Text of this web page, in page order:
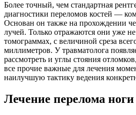
Более точный, чем стандартная
диагностики переломов костей —
Основан он также на прохождении
лучей. Только отражаются они уже
томограммах, с величиной среза
миллиметров. У травматолога
рассмотреть и углы стояния
все прочие важные для лечения
наилучшую тактику ведения
Лечение перелома ноги